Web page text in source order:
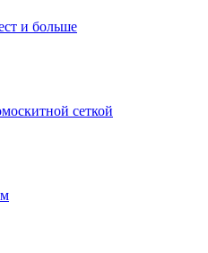
и больше
сеткой